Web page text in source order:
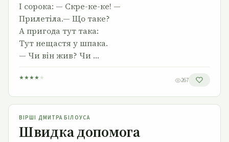
І сорока: — Скре-ке-ке! —
Прилетіла.— Що таке?
А пригода тут така:
Тут нещастя у шпака.
— Чи він жив? Чи …
★★★★ ★ 267
Швидка допомога
ВІРШІ ДМИТРА БІЛОУСА
Швидка допомога